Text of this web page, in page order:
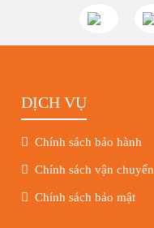
DỊCH VỤ
Chính sách bảo hành
Chính sách vận chuyển
Chính sách bảo mật